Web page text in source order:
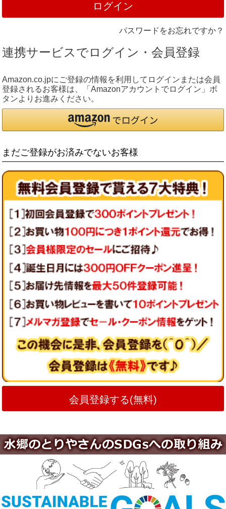
ログイン
パスワードをお忘れですか？
連携サービスでログイン・会員登録
Amazon.co.jpにご登録の情報を利用してログインまたは会員
登録されるお客様は、「Amazonアカウントでログイン」ボ
タンよりお進みください。
まだご登録がお済みでないお客様
会員登録する(無料)